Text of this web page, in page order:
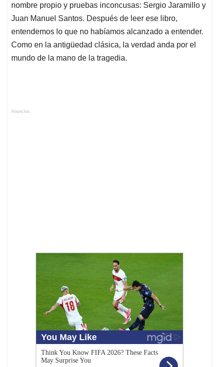
nombre propio y pruebas inconcusas: Sergio Jaramillo y
Juan Manuel Santos. Después de leer ese libro,
entendemos lo que no habíamos alcanzado a entender.
Como en la antigüedad clásica, la verdad anda por el
mundo de la mano de la tragedia.
Anuncios.